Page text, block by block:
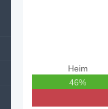
Heim
46%